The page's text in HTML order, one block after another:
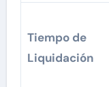
Tiempo de
Liquidación